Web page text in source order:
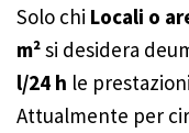
Solo chi Locali o
m²si desidera
l/24 h le
Attualmente per